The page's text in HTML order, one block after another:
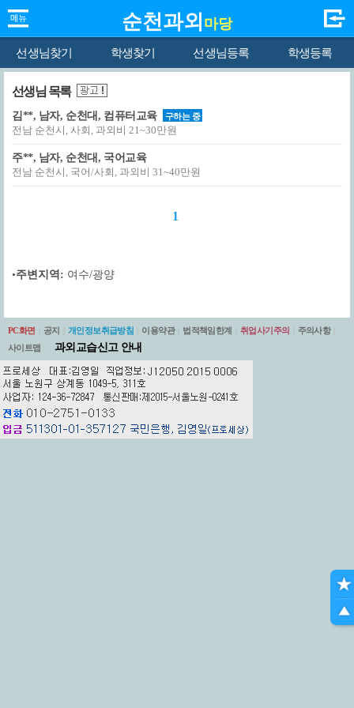
순천과외 마당
선생님찾기 학생찾기 선생님등록 학생등록
선생님 목록
김**, 남자, 순천대, 컴퓨터교육 구하는 중
전남 순천시, 사회, 과외비 21~30만원
주**, 남자, 순천대, 국어교육
전남 순천시, 국어/사회, 과외비 31~40만원
1
•주변지역: 여수/광양
PC화면 공지 개인정보취급방침 이용약관 법적책임한계 취업사기주의 주의사항
사이트맵
과외교습신고 안내